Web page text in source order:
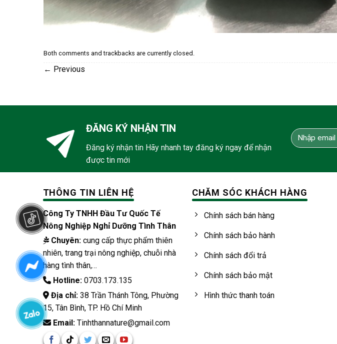
Both comments and trackbacks are currently closed.
← Previous
ĐĂNG KÝ NHẬN TIN
Đăng ký nhận tin Hãy nhanh tay đăng ký ngay để nhận
được tin mới
THÔNG TIN LIÊN HỆ
Công Ty TNHH Đầu Tư Quốc Tế
Nông Nghiệp Nghỉ Dưỡng Tình Thân
Chuyên:cung cấp thực phẩm thiên
nhiên, trang trại nông nghiệp, chuỗi nhà
hàng tình thân,…
Hotline:0703.173.135
Địa chỉ:38 Trần Thánh Tông, Phường
15, Tân Bình, TP. Hồ Chí Minh
Email:Tinhthannature@gmail.com
CHĂM SÓC KHÁCH HÀNG
Chính sách bán hàng
Chính sách bảo hành
Chính sách đổi trả
Chính sách bảo mật
Hình thức thanh toán